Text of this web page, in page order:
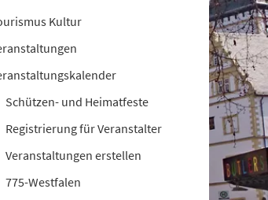
Kultur
Schützen- und Heimatfeste
Registrierung für Veranstalter
Veranstaltungen erstellen
775-Westfalen